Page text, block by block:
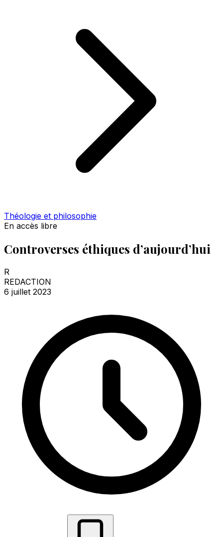
Théologie et philosophie
En accès libre
Controverses éthiques d’aujourd’hui
R
REDACTION
6 juillet 2023